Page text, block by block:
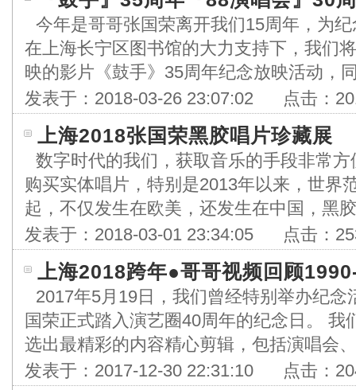
今年是哥哥张国荣离开我们15周年，为
在上海长宁区图书馆的大力支持下，我们
映的影片《鼓手》35周年纪念放映活动，
发表于： 2018-03-26 23:07:02 点击：
上海2018张国荣黑胶唱片珍藏展
数字时代的我们，获取音乐的手段非常
购买实体唱片，特别是2013年以来，世界
起，不仅发生在欧美，还发生在中国，黑
发表于： 2018-03-01 23:34:05 点击：
上海2018跨年●哥哥视频回顾
2017年5月19日，我们曾经特别举办纪
国荣正式踏入演艺圈40周年的纪念日。 我
选出最精彩的内容精心剪辑，包括演唱会
发表于： 2017-12-30 22:31:10 点击：